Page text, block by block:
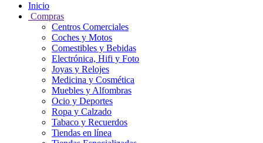
Inicio
Compras
Centros Comerciales
Coches y Motos
Comestibles y Bebidas
Electrónica, Hifi y Foto
Joyas y Relojes
Medicina y Cosmética
Muebles y Alfombras
Ocio y Deportes
Ropa y Calzado
Tabaco y Recuerdos
Tiendas en línea